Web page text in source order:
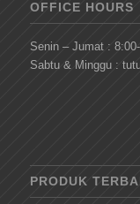
OFFICE HOURS
Senin – Jumat :
Sabtu & Minggu :
PRODUK